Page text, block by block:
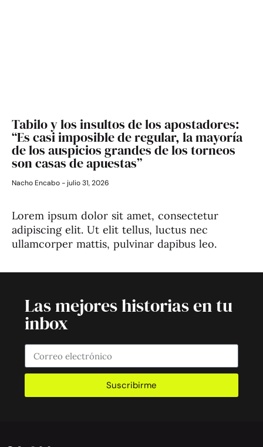
Tabilo y los insultos de los apostadores:
“Es casi imposible de regular, la mayoría
de los auspicios grandes de los torneos
son casas de apuestas”
Nacho Encabo julio 31, 2026
Lorem ipsum dolor sit amet, consectetur
adipiscing elit. Ut elit tellus, luctus nec
ullamcorper mattis, pulvinar dapibus leo.
Las mejores historias en tu
inbox
Suscribirme